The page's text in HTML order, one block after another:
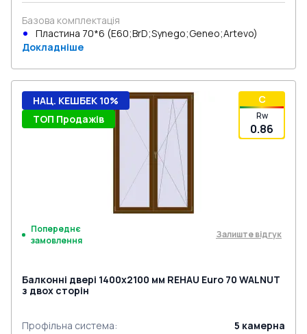
Базова комплектація
Пластина 70*6 (E60;BrD;Synego;Geneo;Artevo)
Докладніше
C
Rw
0.86
НАЦ. КЕШБЕК 10%
ТОП Продажів
Попереднє
замовлення
Залиште відгук
Балконні двері 1400x2100 мм REHAU Euro 70 WALNUT
з двох сторін
Профільна система: 5 камерна